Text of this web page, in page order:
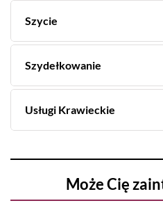
Szycie
Szydełkowanie
Usługi Krawieckie
Może Cię